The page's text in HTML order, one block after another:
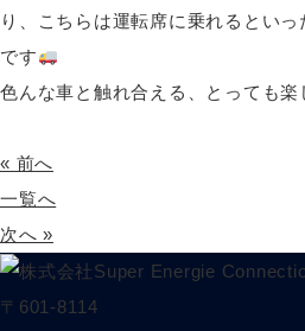
り、こちらは運転席に乗れるとい
です
色んな車と触れ合える、とっても
« 前へ
一覧へ
次へ »
〒601-8114